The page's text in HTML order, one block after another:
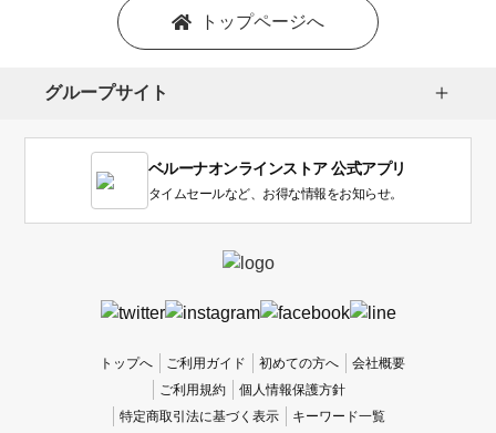
い
トップページへ
グループサイト
ベルーナオンラインストア 公式アプリ
タイムセールなど、お得な情報をお知らせ。
トップへ ご利用ガイド 初めての方へ
会社概要
ご利用規約
個人情報保護方針
特定商取引法に基づく表示
キーワード一覧